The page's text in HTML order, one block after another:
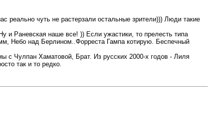
реально чуть не растерзали остальные зрители))) Люди такие
Раневская наше все! )) Если ужастики, то прелесть типа
Небо над Берлином..Форреста Гампа котирую. Беспечный
с Чулпан Хаматовой, Брат. Из русских 2000-х годов - Лиля
так и то редко.